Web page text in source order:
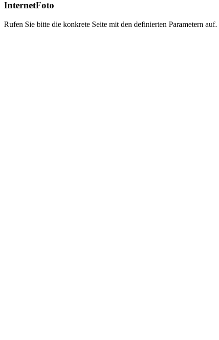
InternetFoto
Rufen Sie bitte die konkrete Seite mit den definierten Parametern auf.